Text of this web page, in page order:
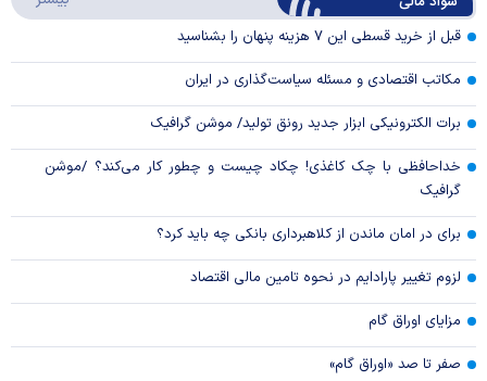
Video
قبل از خرید قسطی این ۷ هزینه پنهان را بشناسید
مکاتب اقتصادی و مسئله سیاست‌گذاری در ایران
برات الکترونیکی ابزار جدید رونق تولید/ موشن گرافیک
خداحافظی با چک کاغذی! چکاد چیست و چطور کار می‌کند؟ /موشن
گرافیک
برای در امان ماندن از کلاهبرداری بانکی چه باید کرد؟
لزوم تغییر پارادایم در نحوه تامین مالی اقتصاد
مزایای اوراق گام
صفر تا صد «اوراق گام»